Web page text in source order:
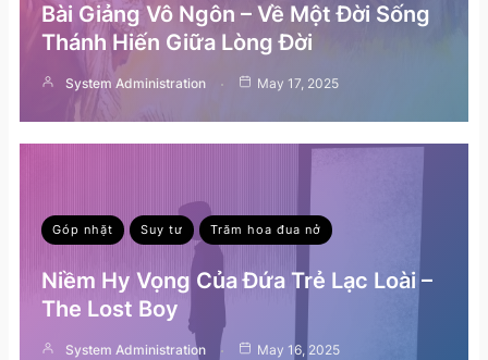
Bài Giảng Vô Ngôn – Về Một Đời Sống
Thánh Hiến Giữa Lòng Đời
System Administration May 17, 2025
Góp nhặt Suy tư Trăm hoa đua nở
Niềm Hy Vọng Của Đứa Trẻ Lạc Loài –
The Lost Boy
System Administration May 16, 2025